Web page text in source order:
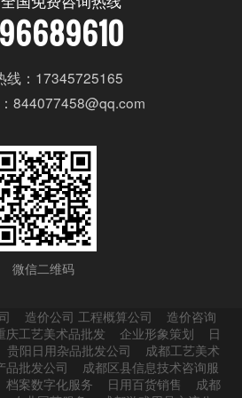
线：17345725165
844077458@qq.com
微信二维码
造价公司 工程概算公司
造价咨询
庆工艺美术品批发 企业形象策划
日
贵阳日用杂品批发公司
成都工艺美术
品批发公司
成都区县信息技术咨询服
档案数字化服务 日用百货销售
成都